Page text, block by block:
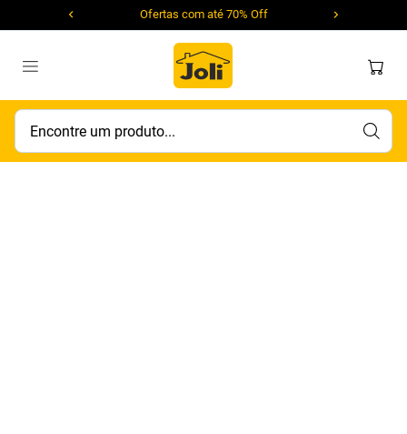
Ofertas com até 70% Off
Encontre um produto...